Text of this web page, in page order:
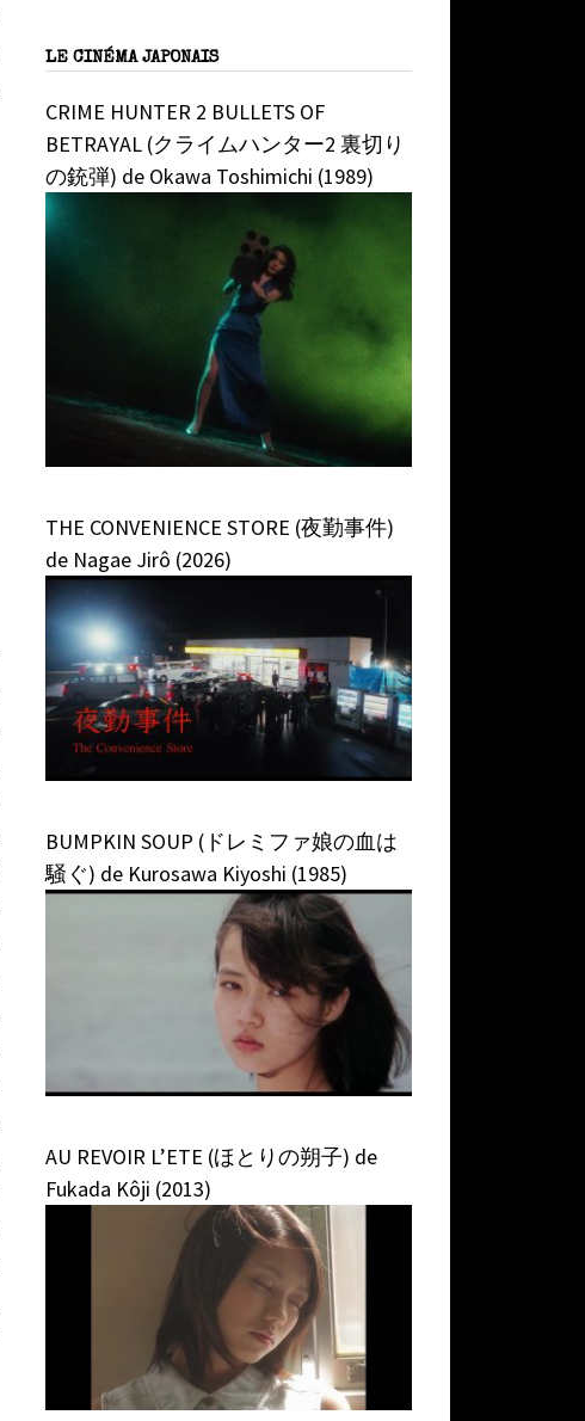
LE CINÉMA JAPONAIS
CRIME HUNTER 2 BULLETS OF
BETRAYAL (クライムハンター2 裏切り
の銃弾) de Okawa Toshimichi (1989)
THE CONVENIENCE STORE (夜勤事件)
de Nagae Jirô (2026)
BUMPKIN SOUP (ドレミファ娘の血は
騒ぐ) de Kurosawa Kiyoshi (1985)
AU REVOIR L’ETE (ほとりの朔子) de
Fukada Kôji (2013)